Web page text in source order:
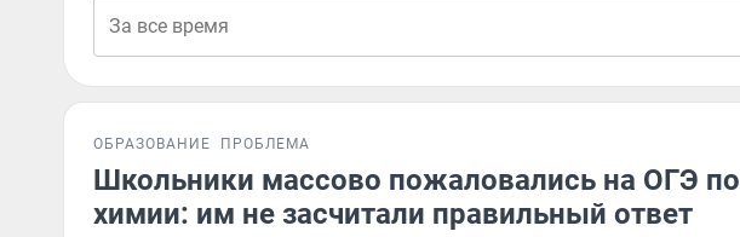
ОБРАЗОВАНИЕ ПРОБЛЕМА
Школьники массово пожаловались на ОГЭ по
химии: им не засчитали правильный ответ